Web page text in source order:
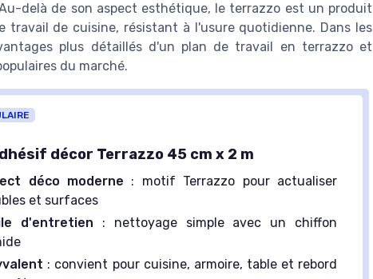
delà de son aspect esthétique, le terrazzo est un produit
de cuisine, résistant à l'usure quotidienne. Dans les
plus détaillés d'un plan de travail en terrazzo et
du marché.
décor Terrazzo 45 cm x 2 m
déco moderne : motif Terrazzo pour actualiser
et surfaces
d'entretien : nettoyage simple avec un chiffon
: convient pour cuisine, armoire, table et rebord